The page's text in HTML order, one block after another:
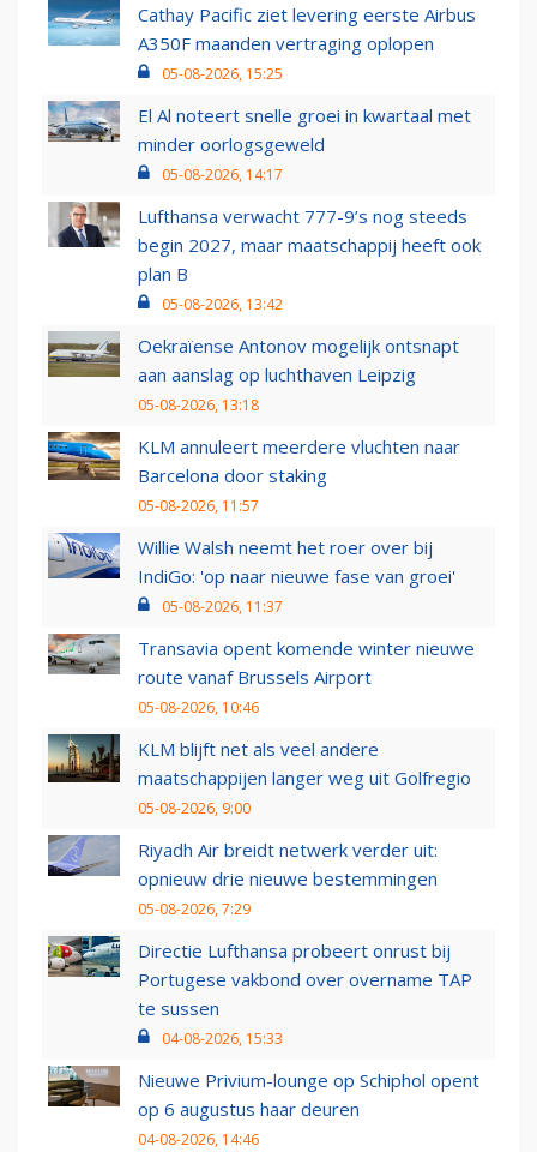
Cathay Pacific ziet levering eerste Airbus
A350F maanden vertraging oplopen
05-08-2026, 15:25
El Al noteert snelle groei in kwartaal met
minder oorlogsgeweld
05-08-2026, 14:17
Lufthansa verwacht 777-9’s nog steeds
begin 2027, maar maatschappij heeft ook
plan B
05-08-2026, 13:42
Oekraïense Antonov mogelijk ontsnapt
aan aanslag op luchthaven Leipzig
05-08-2026, 13:18
KLM annuleert meerdere vluchten naar
Barcelona door staking
05-08-2026, 11:57
Willie Walsh neemt het roer over bij
IndiGo: 'op naar nieuwe fase van groei'
05-08-2026, 11:37
Transavia opent komende winter nieuwe
route vanaf Brussels Airport
05-08-2026, 10:46
KLM blijft net als veel andere
maatschappijen langer weg uit Golfregio
05-08-2026, 9:00
Riyadh Air breidt netwerk verder uit:
opnieuw drie nieuwe bestemmingen
05-08-2026, 7:29
Directie Lufthansa probeert onrust bij
Portugese vakbond over overname TAP
te sussen
04-08-2026, 15:33
Nieuwe Privium-lounge op Schiphol opent
op 6 augustus haar deuren
04-08-2026, 14:46